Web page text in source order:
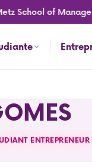
School of
ENTREPRENEUR